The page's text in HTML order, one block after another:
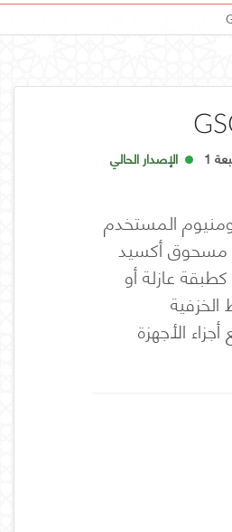
1
الإصدار الحالي
المستخدم
مسحوق أكسيد
عازلة أو
الأجهزة